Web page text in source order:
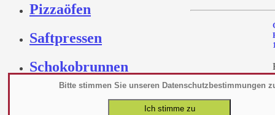
Bitte stimmen Sie unseren Datenschutzbestimmungen
Pizzaöfen
Saftpressen
Schokobrunnen
Servierwagen